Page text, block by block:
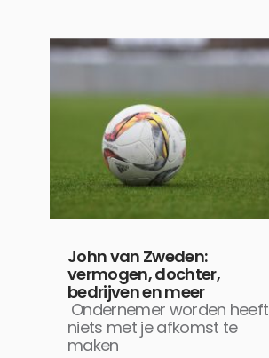
John van Zweden:
vermogen, dochter,
bedrijven en meer
Ondernemer worden heeft
niets met je afkomst te
maken